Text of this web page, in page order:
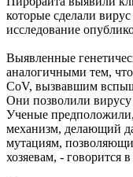
которые сделали
исследование
Выявленные
аналогичными тем,
CoV, вызвавшим
Они позволили
Ученые
механизм, делающий
мутациям,
хозяевам, - говорится